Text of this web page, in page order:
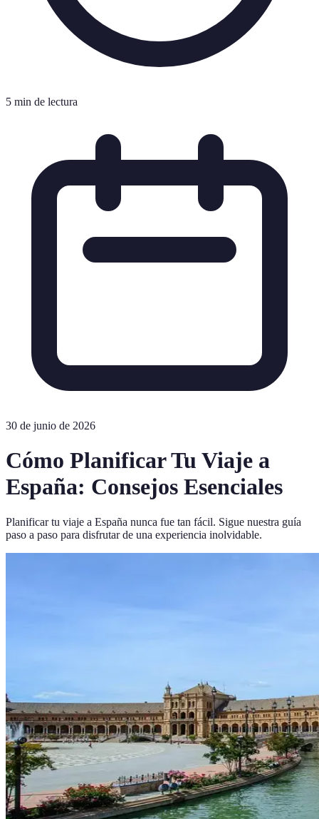
5 min de lectura
30 de junio de 2026
Cómo Planificar Tu Viaje a
España: Consejos Esenciales
Planificar tu viaje a España nunca fue tan fácil. Sigue nuestra guía
paso a paso para disfrutar de una experiencia inolvidable.